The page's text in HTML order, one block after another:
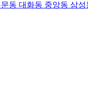
동 대화동 중앙동 삼